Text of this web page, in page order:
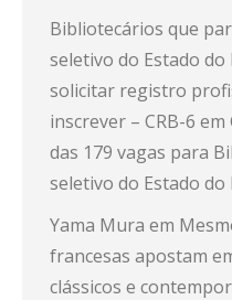
Bibliotecários que
seletivo do Estado
solicitar registro
inscrever – CRB-6 em
das 179 vagas para
seletivo do Estado
Yama Mura em
francesas apostam
clássicos e